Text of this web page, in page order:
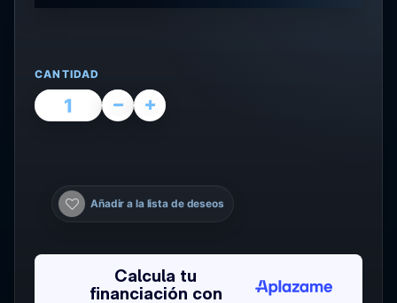
CANTIDAD
Añadir a la lista de deseos